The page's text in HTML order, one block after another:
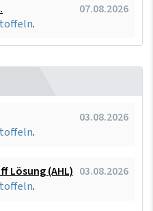
07.08.2026
.
03.08.2026
.
(AHL) 03.08.2026
.